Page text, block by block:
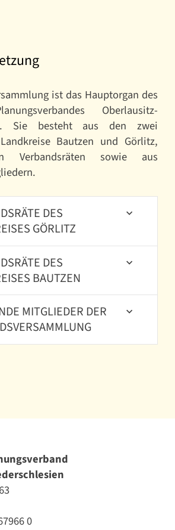
ist das Hauptorgan des
Oberlausitz-
Sie besteht aus den zwei
Bautzen und Görlitz,
Verbandsräten sowie aus
DES
GÖRLITZ
DES
BAUTZEN
MITGLIEDER DER
0